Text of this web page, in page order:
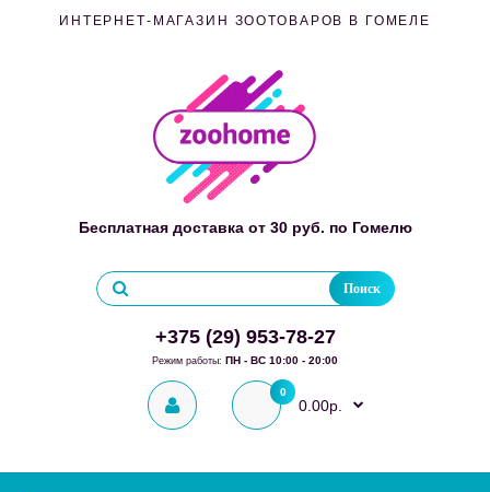
ИНТЕРНЕТ-МАГАЗИН ЗООТОВАРОВ В ГОМЕЛЕ
Бесплатная доставка от 30 руб. по Гомелю
Поиск
+375 (29) 953-78-27
Режим работы: ПН - ВС 10:00 - 20:00
0
0.00р.